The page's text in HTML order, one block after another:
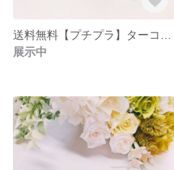
展示中